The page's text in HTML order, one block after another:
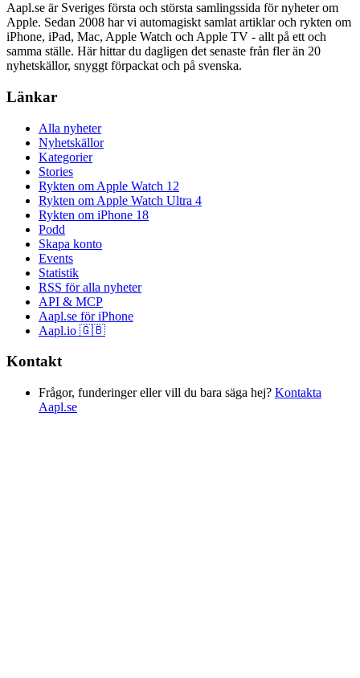
Aapl.se är Sveriges första och största samlingssida för nyheter om
Apple. Sedan 2008 har vi automagiskt samlat artiklar och rykten om
iPhone, iPad, Mac, Apple Watch och Apple TV - allt på ett och
samma ställe. Här hittar du dagligen det senaste från fler än 20
nyhetskällor, snyggt förpackat och på svenska.
Länkar
Alla nyheter
Nyhetskällor
Kategorier
Stories
Rykten om Apple Watch 12
Rykten om Apple Watch Ultra 4
Rykten om iPhone 18
Podd
Skapa konto
Events
Statistik
RSS för alla nyheter
API & MCP
Aapl.se för iPhone
Aapl.io 🇬🇧
Kontakt
Frågor, funderinger eller vill du bara säga hej? Kontakta
Aapl.se